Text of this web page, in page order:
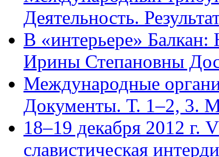
Деятельность.
В «интерьере»
Ирины Степановны
Международные
Документы. Т. 1–2, 3.
18–19 декабря 2012 г.
cлавистическая